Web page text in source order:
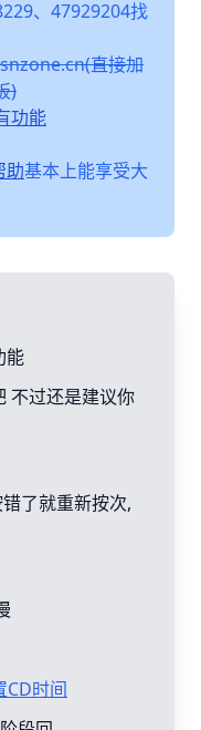
、47929204找
直接加
)
功能
助基本上能享受大
能
不过还是建议你
了就重新按次,
CD时间